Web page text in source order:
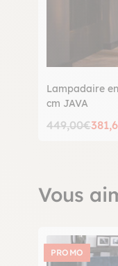
Lampadaire
cm JAVA
449,00€
Vous
PROMO